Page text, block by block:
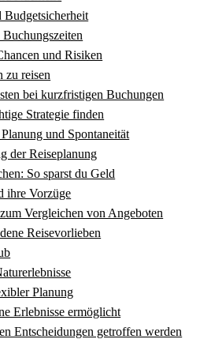
Budgetsicherheit
und Risiken
zu reisen
bei kurzfristigen Buchungen
Strategie finden
und Spontaneität
der Reiseplanung
So sparst du Geld
ihre Vorzüge
Vergleichen von Angeboten
Reisevorlieben
Planung
Erlebnisse ermöglicht
Entscheidungen getroffen werden